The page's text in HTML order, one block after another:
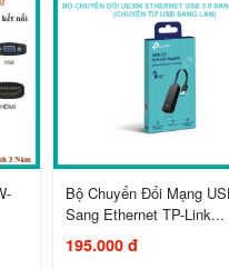
Bộ Chuyển Đổi Mạng
Sang Ethernet TP-Link...
195.000 đ